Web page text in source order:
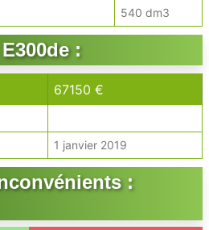
540 dm3
:
67150 €
1 janvier 2019
: